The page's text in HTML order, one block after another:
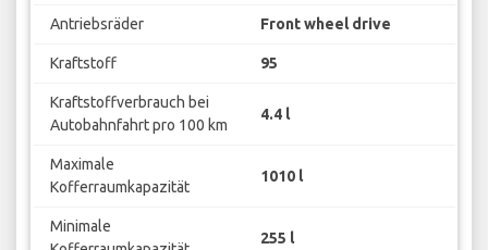
Antriebsräder Front wheel drive
Kraftstoff 95
Kraftstoffverbrauch bei
Autobahnfahrt pro 100 km
4.4 l
Maximale
Kofferraumkapazität
1010 l
Minimale
255 l